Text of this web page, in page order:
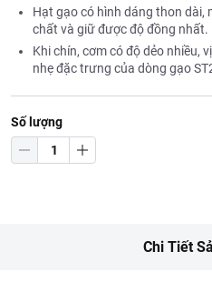
Hạt gạo có hình dáng thon
chất và giữ được độ đồng nhất.
Khi chín, cơm có độ dẻo nhiều,
nhẹ đặc trưng của dòng gạo
Số lượng
Chi Tiết